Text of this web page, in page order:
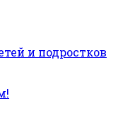
и подростков